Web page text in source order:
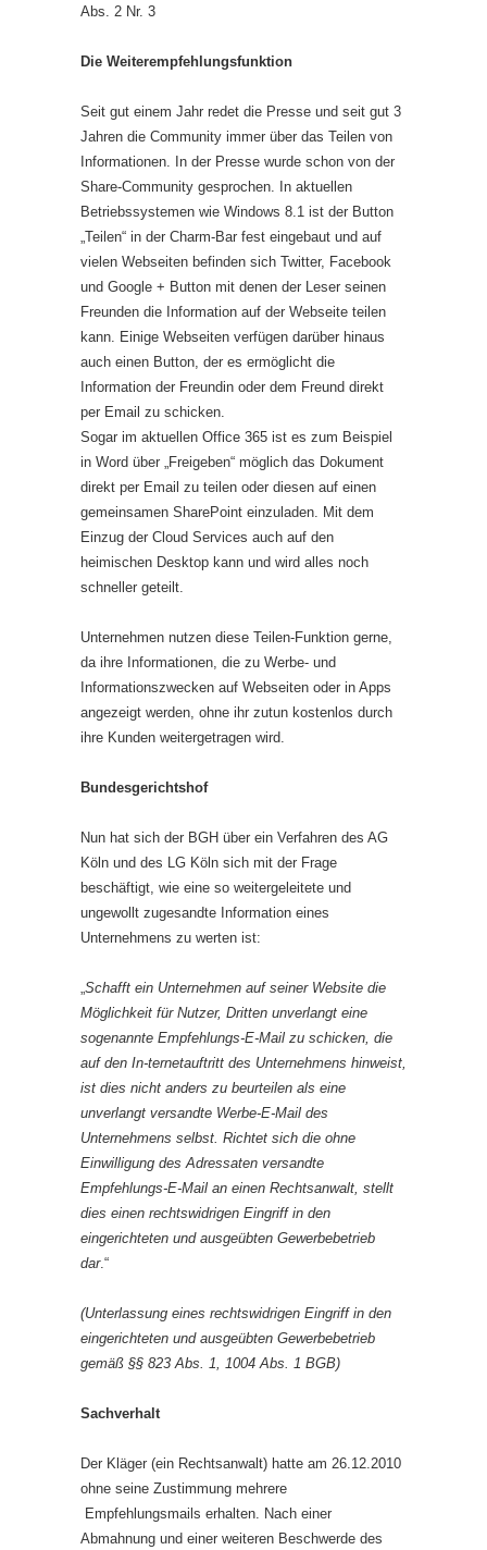
Abs. 2 Nr. 3
Die Weiterempfehlungsfunktion
Seit gut einem Jahr redet die Presse und seit gut 3
Jahren die Community immer über das Teilen von
Informationen. In der Presse wurde schon von der
Share-Community gesprochen. In aktuellen
Betriebssystemen wie Windows 8.1 ist der Button
„Teilen“ in der Charm-Bar fest eingebaut und auf
vielen Webseiten befinden sich Twitter, Facebook
und Google + Button mit denen der Leser seinen
Freunden die Information auf der Webseite teilen
kann. Einige Webseiten verfügen darüber hinaus
auch einen Button, der es ermöglicht die
Information der Freundin oder dem Freund direkt
per Email zu schicken.
Sogar im aktuellen Office 365 ist es zum Beispiel
in Word über „Freigeben“ möglich das Dokument
direkt per Email zu teilen oder diesen auf einen
gemeinsamen SharePoint einzuladen. Mit dem
Einzug der Cloud Services auch auf den
heimischen Desktop kann und wird alles noch
schneller geteilt.
Unternehmen nutzen diese Teilen-Funktion gerne,
da ihre Informationen, die zu Werbe- und
Informationszwecken auf Webseiten oder in Apps
angezeigt werden, ohne ihr zutun kostenlos durch
ihre Kunden weitergetragen wird.
Bundesgerichtshof
Nun hat sich der BGH über ein Verfahren des AG
Köln und des LG Köln sich mit der Frage
beschäftigt, wie eine so weitergeleitete und
ungewollt zugesandte Information eines
Unternehmens zu werten ist:
„Schafft ein Unternehmen auf seiner Website die
Möglichkeit für Nutzer, Dritten unverlangt eine
sogenannte Empfehlungs-E-Mail zu schicken, die
auf den In-ternetauftritt des Unternehmens hinweist,
ist dies nicht anders zu beurteilen als eine
unverlangt versandte Werbe-E-Mail des
Unternehmens selbst. Richtet sich die ohne
Einwilligung des Adressaten versandte
Empfehlungs-E-Mail an einen Rechtsanwalt, stellt
dies einen rechtswidrigen Eingriff in den
eingerichteten und ausgeübten Gewerbebetrieb
dar.“
(Unterlassung eines rechtswidrigen Eingriff in den
eingerichteten und ausgeübten Gewerbebetrieb
gemäß §§ 823 Abs. 1, 1004 Abs. 1 BGB)
Sachverhalt
Der Kläger (ein Rechtsanwalt) hatte am 26.12.2010
ohne seine Zustimmung mehrere
Empfehlungsmails erhalten. Nach einer
Abmahnung und einer weiteren Beschwerde des